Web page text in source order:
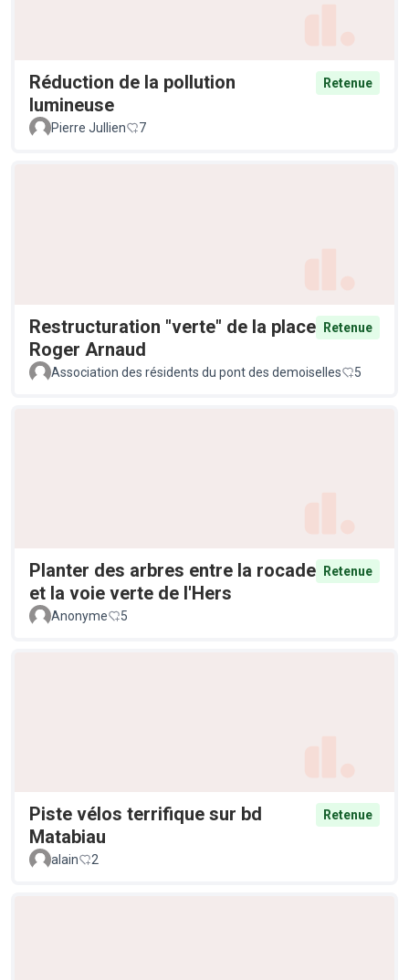
Réduction de la pollution
lumineuse
Retenue
Pierre Jullien 7
Restructuration "verte" de la place
Roger Arnaud
Retenue
Association des résidents du pont des demoiselles 5
Planter des arbres entre la rocade
et la voie verte de l'Hers
Retenue
Anonyme 5
Piste vélos terrifique sur bd
Matabiau
Retenue
alain 2